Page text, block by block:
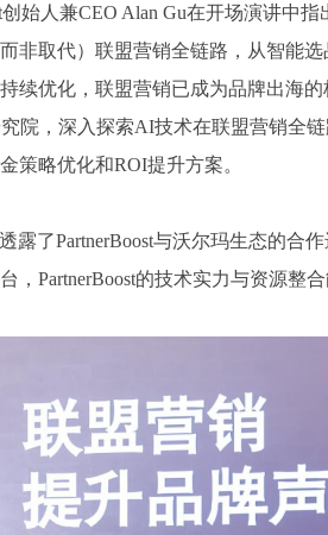
创始人兼CEO Alan Gu在开场演讲中
非取代）联盟营销全链路，从智能
续优化，联盟营销已成为品牌出海
院，深入探索AI技术在联盟营销全
策略优化和ROI提升方案。
露了PartnerBoost与沃尔玛生态的合
，PartnerBoost的技术实力与资源整